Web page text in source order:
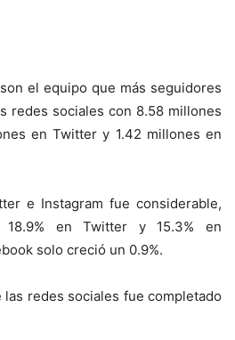
el equipo que más seguidores
redes sociales con 8.58 millones
en Twitter y 1.42 millones en
e Instagram fue considerable,
en Twitter y 15.3% en
solo creció un 0.9%.
las redes sociales fue completado